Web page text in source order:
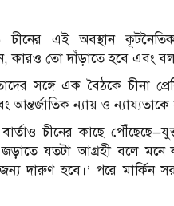
চীনের এই অবস্থান
কারও তো দাঁড়াতে হবে এবং
সঙ্গে এক বৈঠকে চীনা
আন্তর্জাতিক ন্যায় ও
চীনের কাছে
যতটা আগ্রহী বলে মনে
দারুণ হবে।’ পরে মার্কিন